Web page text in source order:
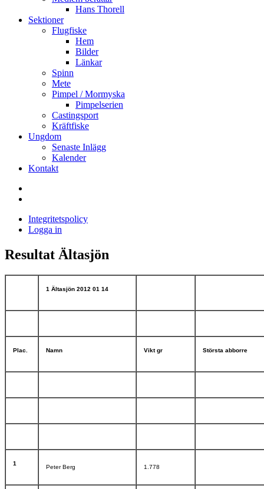
Hans Thorell
Sektioner
Flugfiske
Hem
Bilder
Länkar
Spinn
Mete
Pimpel / Mormyska
Pimpelserien
Castingsport
Kräftfiske
Ungdom
Senaste Inlägg
Kalender
Kontakt
Sandasjön
Integritetspolicy
Logga in
Resultat Ältasjön
1 Ältasjön 2012 01 14
Plac. Namn Vikt gr Största abborre
1
Peter Berg 1.778